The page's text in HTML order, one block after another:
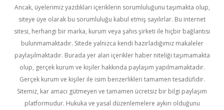
Ancak, üyelerimiz yazdıkları içeriklerin sorumluluğunu taşımakta olup,
siteye üye olarak bu sorumluluğu kabul etmiş sayılırlar. Bu internet
sitesi, herhangi bir marka, kurum veya şahıs şirketi ile hiçbir bağlantısı
bulunmamaktadır. Sitede yalnızca kendi hazırladığımız makaleler
paylaşılmaktadır. Burada yer alan içerikler haber niteliği taşımamakta
olup, gerçek kurum ve kişiler hakkında paylaşım yapılmamaktadır.
Gerçek kurum ve kişiler ile isim benzerlikleri tamamen tesadüfidir.
Sitemiz, kar amacı gütmeyen ve tamamen ücretsiz bir bilgi paylaşım
platformudur. Hukuka ve yasal düzenlemelere aykırı olduğunu